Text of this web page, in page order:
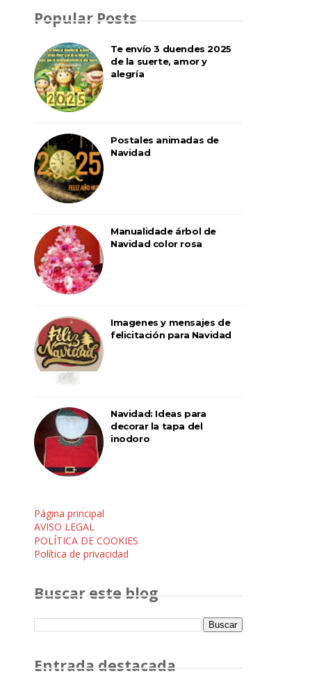
Popular Posts
Te envío 3 duendes 2025
de la suerte, amor y
alegría
Postales animadas de
Navidad
Manualidade árbol de
Navidad color rosa
Imagenes y mensajes de
felicitación para Navidad
Navidad: Ideas para
decorar la tapa del
inodoro
Página principal
AVISO LEGAL
POLÍTICA DE COOKIES
Política de privacidad
Buscar este blog
Entrada destacada